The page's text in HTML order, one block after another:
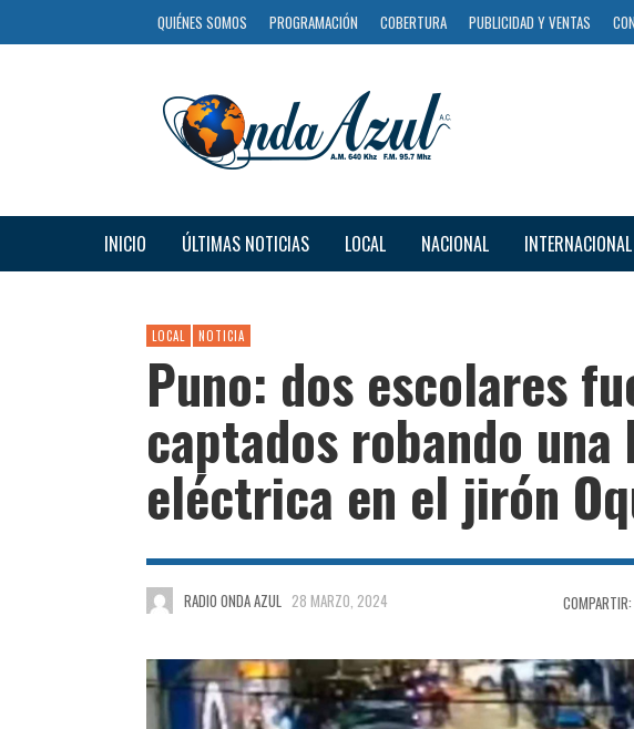
QUIÉNES SOMOS PROGRAMACIÓN COBERTURA PUBLICIDAD Y VENTAS
INICIO ÚLTIMAS NOTICIAS LOCAL NACIONAL INTERNACIONAL
LOCAL NOTICIA
Puno: dos escolares
captados robando
eléctrica en el jirón
RADIO ONDA AZUL 28 MARZO, 2024